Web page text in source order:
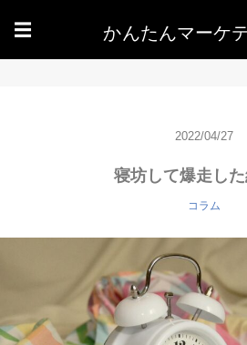
☰ かんたんマーケ
2022/04/27
寝坊して爆走し
コラム